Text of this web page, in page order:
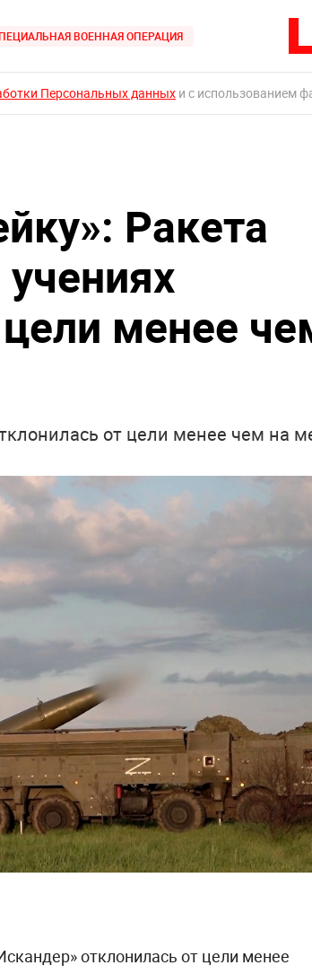
ВОЕННАЯ ОПЕРАЦИЯ
Персональных данных и с использованием
Ракета
менее
от цели менее чем на
отклонилась от цели менее